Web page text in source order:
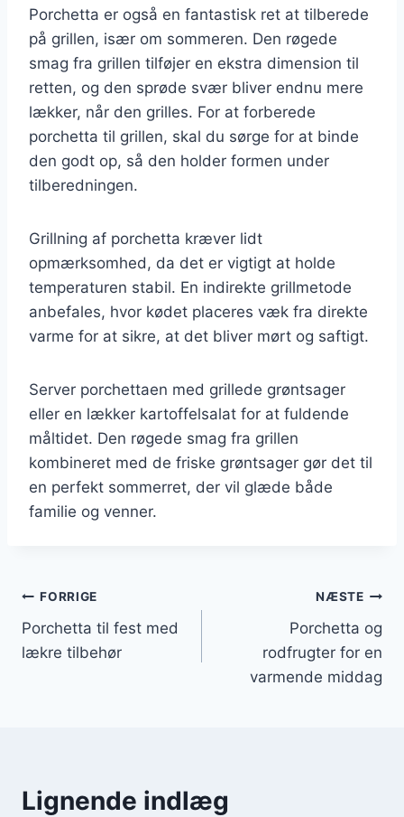
Porchetta er også en fantastisk ret at tilberede
på grillen, især om sommeren. Den røgede
smag fra grillen tilføjer en ekstra dimension til
retten, og den sprøde svær bliver endnu mere
lækker, når den grilles. For at forberede
porchetta til grillen, skal du sørge for at binde
den godt op, så den holder formen under
tilberedningen.
Grillning af porchetta kræver lidt
opmærksomhed, da det er vigtigt at holde
temperaturen stabil. En indirekte grillmetode
anbefales, hvor kødet placeres væk fra direkte
varme for at sikre, at det bliver mørt og saftigt.
Server porchettaen med grillede grøntsager
eller en lækker kartoffelsalat for at fuldende
måltidet. Den røgede smag fra grillen
kombineret med de friske grøntsager gør det til
en perfekt sommerret, der vil glæde både
familie og venner.
Indlægsnavigation
FORRIGE
Porchetta til fest med
lækre tilbehør
NÆSTE
Porchetta og
rodfrugter for en
varmende middag
Lignende indlæg